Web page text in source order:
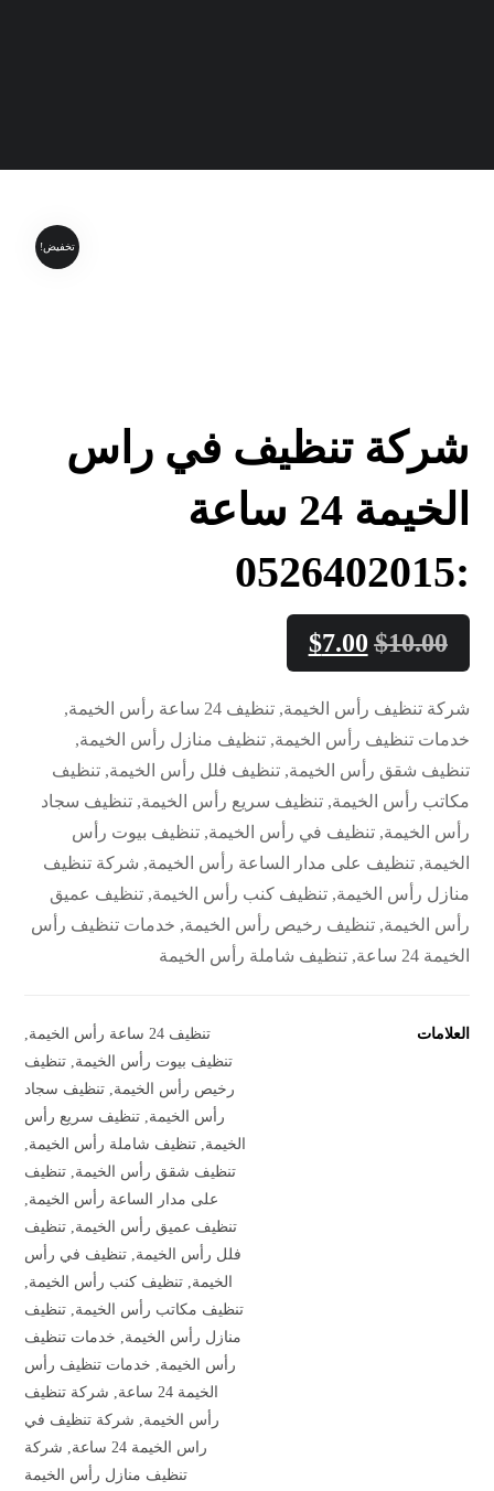
تخفيض!
شركة تنظيف في راس
الخيمة 24 ساعة
:0526402015
$10.00
$7.00
شركة تنظيف رأس الخيمة, تنظيف 24 ساعة رأس الخيمة,
خدمات تنظيف رأس الخيمة, تنظيف منازل رأس الخيمة,
تنظيف شقق رأس الخيمة, تنظيف فلل رأس الخيمة, تنظيف
مكاتب رأس الخيمة, تنظيف سريع رأس الخيمة, تنظيف سجاد
رأس الخيمة, تنظيف في رأس الخيمة, تنظيف بيوت رأس
الخيمة, تنظيف على مدار الساعة رأس الخيمة, شركة تنظيف
منازل رأس الخيمة, تنظيف كنب رأس الخيمة, تنظيف عميق
رأس الخيمة, تنظيف رخيص رأس الخيمة, خدمات تنظيف رأس
الخيمة 24 ساعة, تنظيف شاملة رأس الخيمة
العلامات تنظيف 24 ساعة رأس الخيمة
تنظيف بيوت رأس الخيمة تنظيف
رخيص رأس الخيمة تنظيف سجاد
رأس الخيمة تنظيف سريع رأس
الخيمة تنظيف شاملة رأس الخيمة
تنظيف شقق رأس الخيمة تنظيف
على مدار الساعة رأس الخيمة
تنظيف عميق رأس الخيمة تنظيف
فلل رأس الخيمة تنظيف في رأس
الخيمة تنظيف كنب رأس الخيمة
تنظيف مكاتب رأس الخيمة تنظيف
منازل رأس الخيمة
خدمات تنظيف
رأس الخيمة
خدمات تنظيف رأس
الخيمة 24 ساعة
شركة تنظيف
رأس الخيمة
شركة تنظيف في
راس الخيمة 24 ساعة
شركة
تنظيف منازل رأس الخيمة